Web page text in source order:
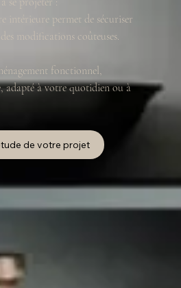
intérieure permet de sécuriser
modifications coûteuses.
fonctionnel,
adapté à votre quotidien ou à
de votre projet